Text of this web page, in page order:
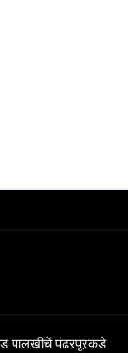
पालखीचें पंढरपूरकडे